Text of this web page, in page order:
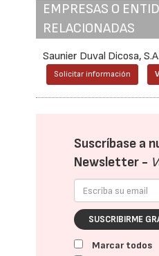
EMPRESAS O
RELACIONADAS
Saunier Duval Dicosa,
Solicitar información
Suscríbase a
Newsletter -
SUSCRIBIRME
Marcar todos